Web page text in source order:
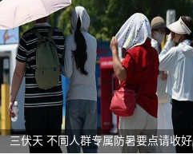
三伏天 不同人群专属防暑要点请收好